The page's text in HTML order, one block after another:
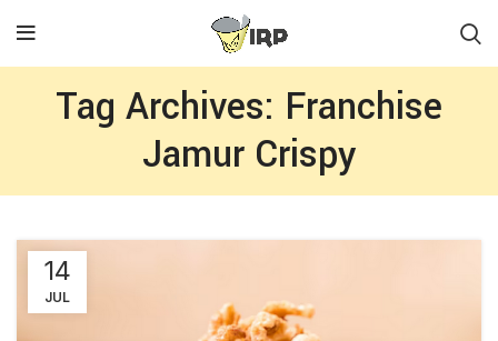
Tag Archives: Franchise
Jamur Crispy
14
JUL